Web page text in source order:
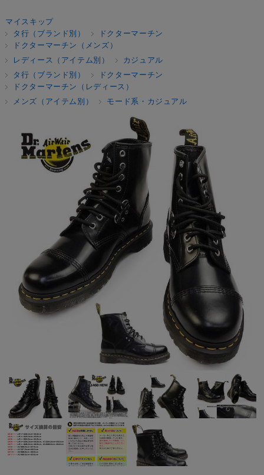
マイスキップ
タ行（ブランド別）
ドクターマーチン
ドクターマーチン（メンズ）
レディース（アイテム別）
カジュアル
タ行（ブランド別）
ドクターマーチン
ドクターマーチン（レディース）
メンズ（アイテム別）
モード系・カジュアル